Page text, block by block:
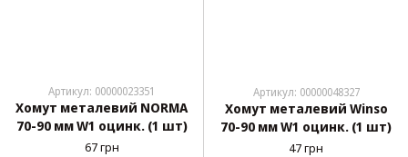
Артикул: 00000023351
Хомут металевий NORMA
70-90 мм W1 оцинк. (1 шт)
67 грн
Артикул: 00000048327
Хомут металевий Winso
70-90 мм W1 оцинк. (1 шт)
47 грн